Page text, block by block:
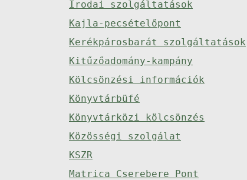
Irodai szolgáltatások
Kajla-pecsételőpont
Kerékpárosbarát szolgáltatások
Kitűzőadomány-kampány
Kölcsönzési információk
Könyvtárbüfé
Könyvtárközi kölcsönzés
Közösségi szolgálat
KSZR
Matrica Cserebere Pont